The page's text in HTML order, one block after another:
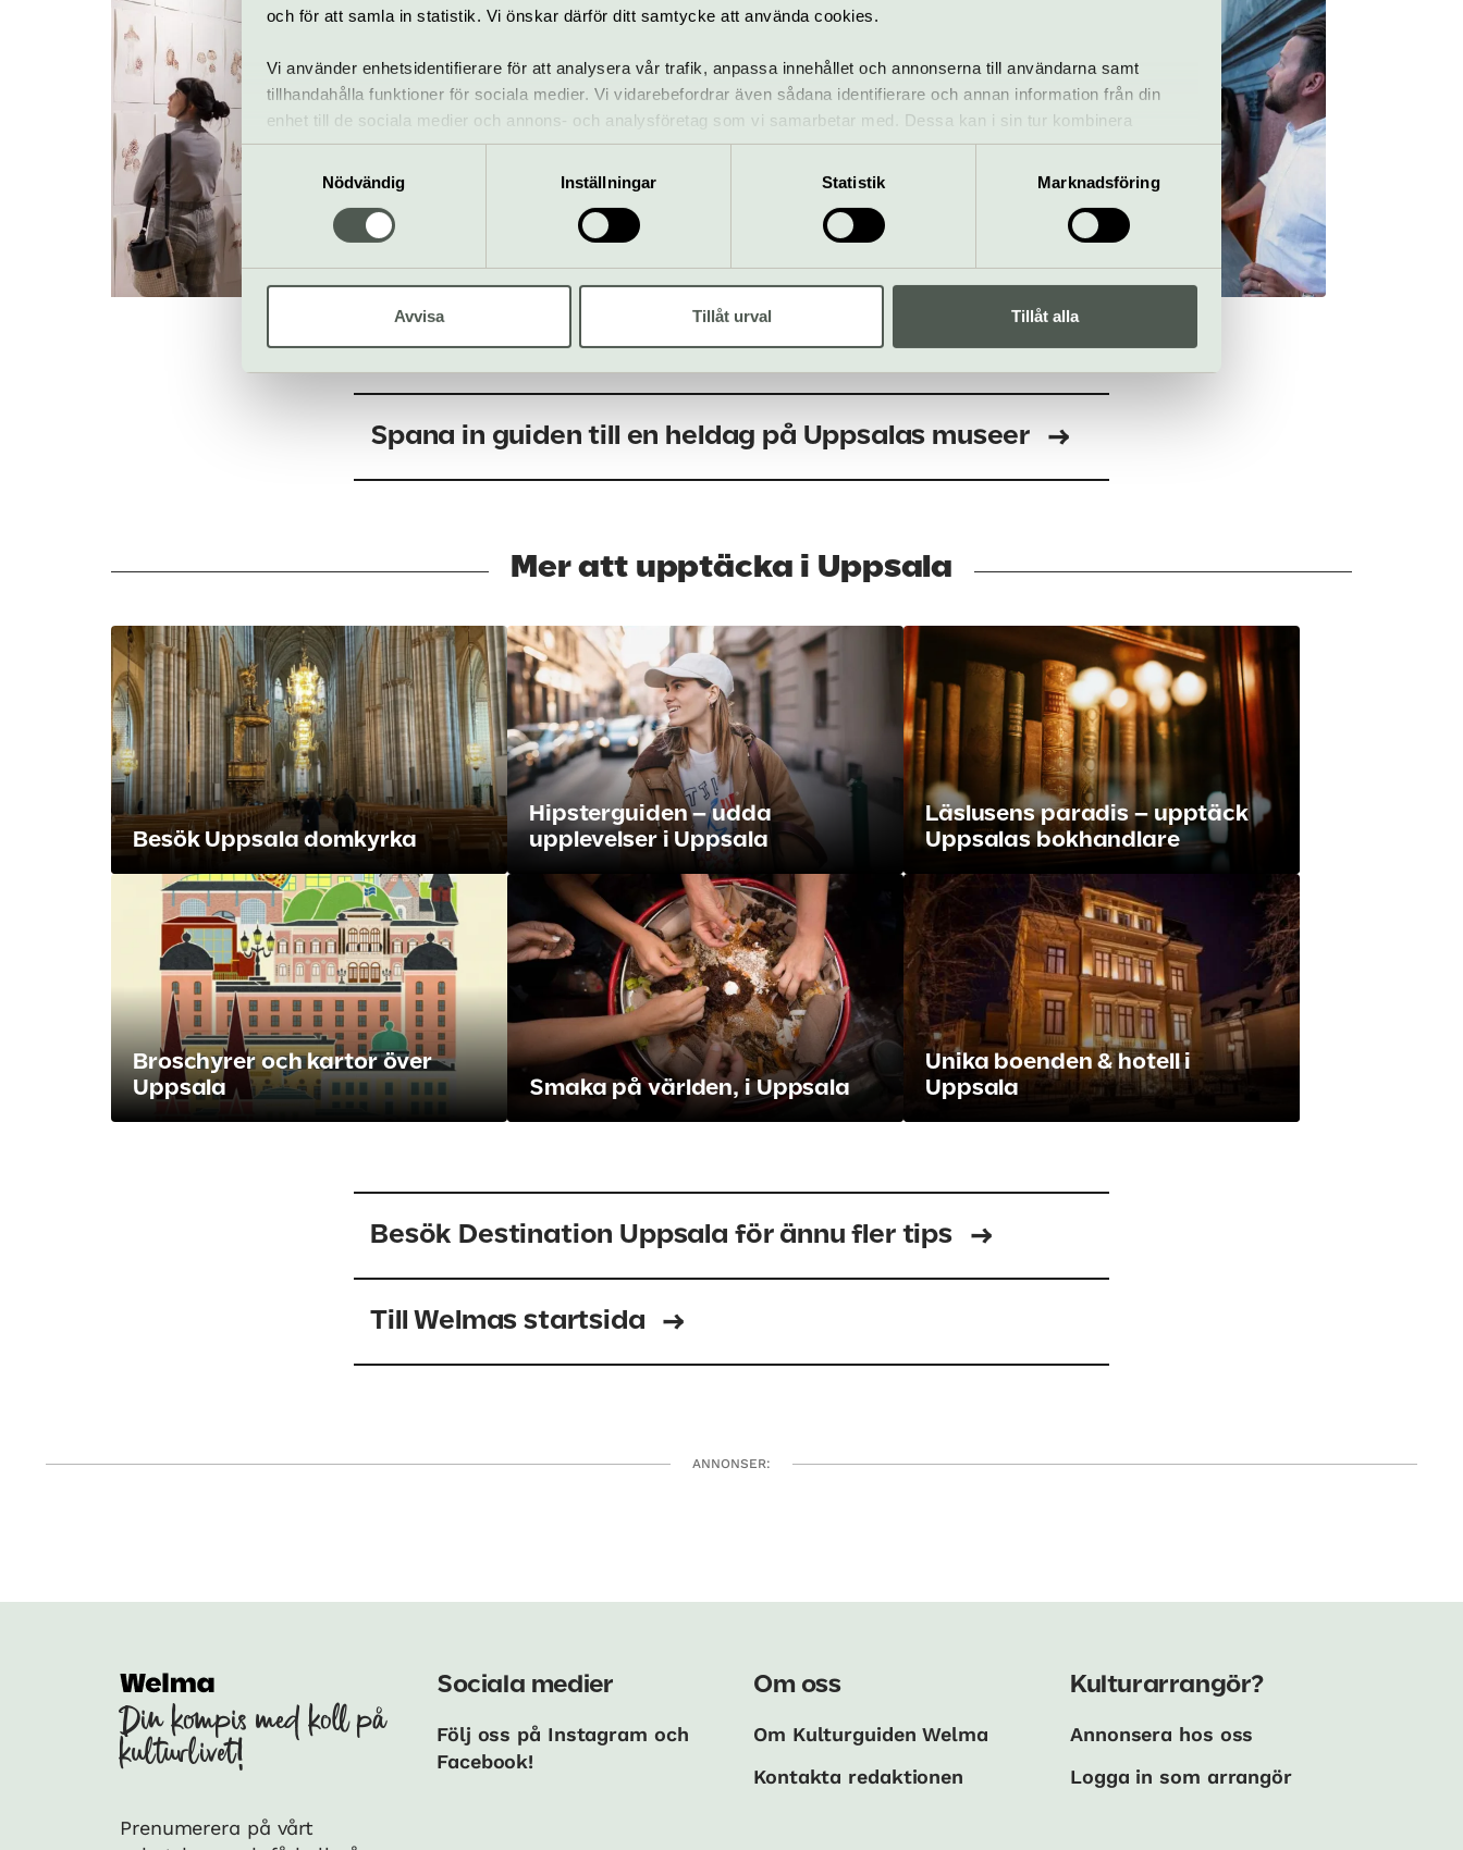
och för att samla in statistik. Vi önskar därför ditt samtycke att använda cookies.
Vi använder enhetsidentifierare för att analysera vår trafik, anpassa innehållet och annonserna till användarna samt
tillhandahålla funktioner för sociala medier. Vi vidarebefordrar även sådana identifierare och annan information från din
enhet till de sociala medier och annons- och analysföretag som vi samarbetar med. Dessa kan i sin tur kombinera
informationen med annan information som du har tillhandahållit eller som de har samlat in när du har använt deras tjänster.
Samtyckesval
Nödvändig
Inställningar Statistik Marknadsföring
Avvisa Tillåt urval Tillåt alla
museum för
svensk och
internationell
bildkonst
Allt från mumier
till konst och
Celsius egen
termometer på
Gustavianum
Spana in guiden till en heldag på Uppsalas museer
Mer att upptäcka i Uppsala
Besök Uppsala domkyrka
Hipsterguiden – udda
upplevelser i Uppsala
Läslusens paradis – upptäck
Uppsalas bokhandlare
Broschyrer och kartor över
Uppsala
Smaka på världen, i Uppsala
Unika boenden & hotell i
Uppsala
Besök Destination Uppsala för ännu fler tips
Till Welmas startsida
ANNONSER:
Din kompis med koll på
kulturlivet!
Prenumerera på vårt
Sociala medier
Följ oss på Instagram och
Facebook!
Om oss
Om Kulturguiden Welma
Kontakta redaktionen
Kulturarrangör?
Annonsera hos oss
Logga in som arrangör